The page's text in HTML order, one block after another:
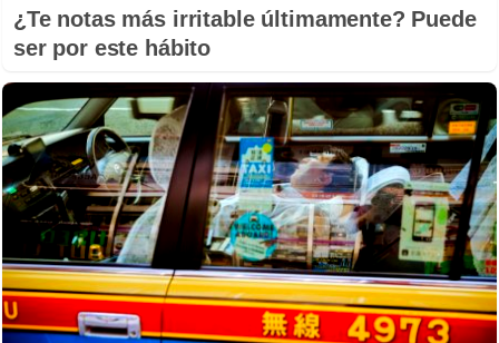
¿Te notas más irritable últimamente? Puede
ser por este hábito